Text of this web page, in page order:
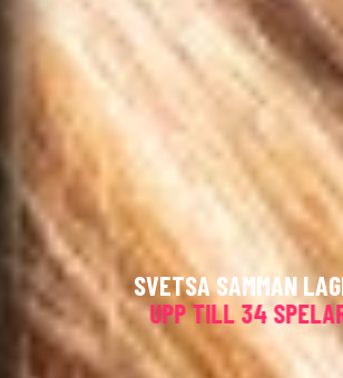
SVETSA SAMMAN
UPP TILL 34
60 MINUTER